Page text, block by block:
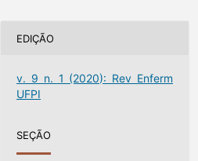
EDIÇÃO
v. 9 n. 1 (2020): Rev Enferm
UFPI
SEÇÃO